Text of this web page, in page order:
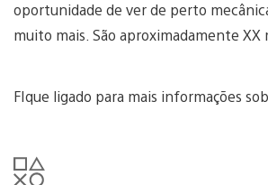
oportunidade de ver de perto
muito mais. São aproximadamente XX
FIque ligado para mais informações